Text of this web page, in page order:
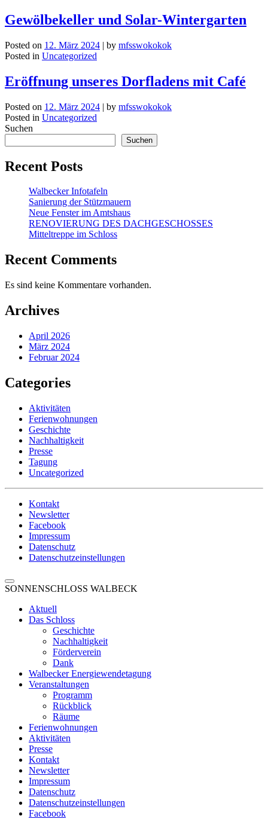
Gewölbekeller und Solar-Wintergarten
Posted on 12. März 2024 | by mfsswokokok
Posted in Uncategorized
Eröffnung unseres Dorfladens mit Café
Posted on 12. März 2024 | by mfsswokokok
Posted in Uncategorized
Suchen
Suchen
Recent Posts
Walbecker Infotafeln
Sanierung der Stützmauern
Neue Fenster im Amtshaus
RENOVIERUNG DES DACHGESCHOSSES
Mitteltreppe im Schloss
Recent Comments
Es sind keine Kommentare vorhanden.
Archives
April 2026
März 2024
Februar 2024
Categories
Aktivitäten
Ferienwohnungen
Geschichte
Nachhaltigkeit
Presse
Tagung
Uncategorized
Kontakt
Newsletter
Facebook
Impressum
Datenschutz
Datenschutzeinstellungen
SONNENSCHLOSS WALBECK
Aktuell
Das Schloss
Geschichte
Nachhaltigkeit
Förderverein
Dank
Walbecker Energiewendetagung
Veranstaltungen
Programm
Rückblick
Räume
Ferienwohnungen
Aktivitäten
Presse
Kontakt
Newsletter
Impressum
Datenschutz
Datenschutzeinstellungen
Facebook